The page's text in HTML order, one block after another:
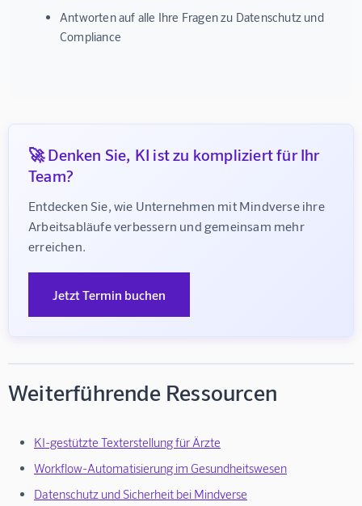
Antworten auf alle Ihre Fragen zu Datenschutz und
Compliance
🚀 Denken Sie, KI ist zu kompliziert für Ihr
Team?
Entdecken Sie, wie Unternehmen mit Mindverse ihre
Arbeitsabläufe verbessern und gemeinsam mehr
erreichen.
Jetzt Termin buchen
Weiterführende Ressourcen
KI-gestützte Texterstellung für Ärzte
Workflow-Automatisierung im Gesundheitswesen
Datenschutz und Sicherheit bei Mindverse